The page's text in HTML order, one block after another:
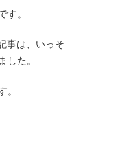
す。
事は、いっそ
した。
。